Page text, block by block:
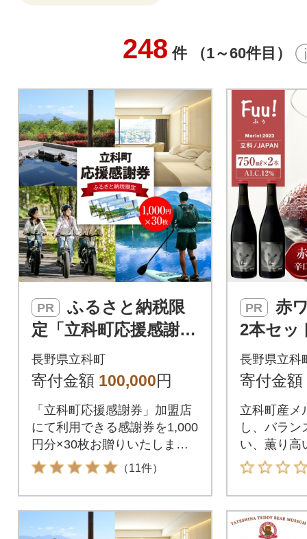
248 件 （1～60件目）
PR
定「立科町応援感謝
券」1,000円×30枚[R3-
14-06]
長野県立科町
寄付金額 100,000円
「立科町応援感謝券」加盟店
にて利用できる感謝券を1,000
円分×30枚お贈りいたしま
す。白樺湖・女神湖周辺など
立科町内の宿泊施設、飲食施
設、レジャー施設、農産物、
別荘管理、建築等での利用に
感謝券1枚につき1,000円分と
（11件）
PR
2本セッ
長野県立科
寄付金額
立科町産メ
し、バラン
い、薫り高
ットです